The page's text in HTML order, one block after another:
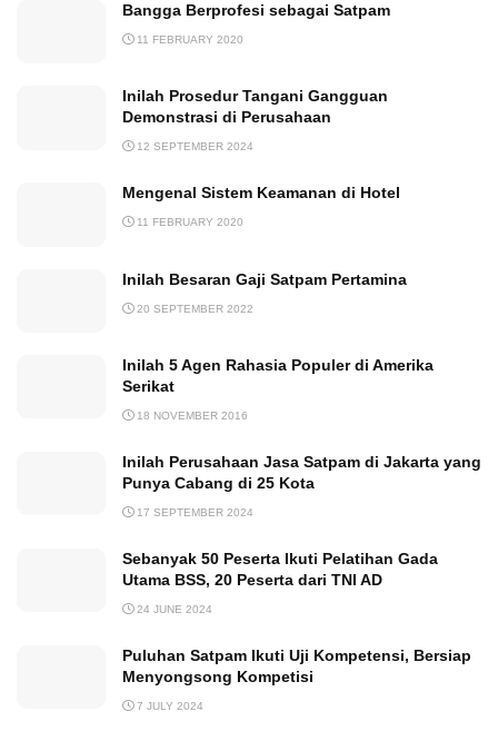
Bangga Berprofesi sebagai Satpam
11 FEBRUARY 2020
Inilah Prosedur Tangani Gangguan
Demonstrasi di Perusahaan
12 SEPTEMBER 2024
Mengenal Sistem Keamanan di Hotel
11 FEBRUARY 2020
Inilah Besaran Gaji Satpam Pertamina
20 SEPTEMBER 2022
Inilah 5 Agen Rahasia Populer di Amerika
Serikat
18 NOVEMBER 2016
Inilah Perusahaan Jasa Satpam di Jakarta yang
Punya Cabang di 25 Kota
17 SEPTEMBER 2024
Sebanyak 50 Peserta Ikuti Pelatihan Gada
Utama BSS, 20 Peserta dari TNI AD
24 JUNE 2024
Puluhan Satpam Ikuti Uji Kompetensi, Bersiap
Menyongsong Kompetisi
7 JULY 2024